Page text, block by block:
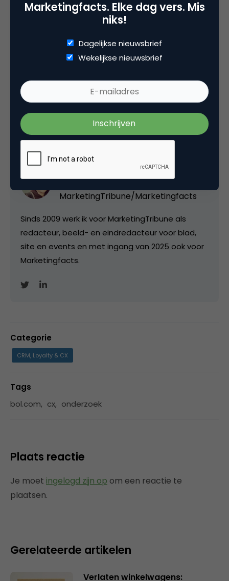
Dit artikel verscheen eerder
Deel dit artikel
Kopieer link
Redacteur bij
MarketingTribune/Marketingfacts
Sinds 2009 werk ik voor MarketingTribune als
redacteur, beeld- en eindredacteur voor blad,
site en events en met ingang van 2025 ook voor
Marketingfacts.
Categorie
CRM, Loyalty & CX
Tags
bol.com, cx, onderzoek
Plaats reactie
Je moet ingelogd zijn op om een reactie te
plaatsen.
Gerelateerde artikelen
Verlaten winkelwagens:
Marketingfacts. Elke dag vers. Mis
niks!
Dagelijkse nieuwsbrief
Wekelijkse nieuwsbrief